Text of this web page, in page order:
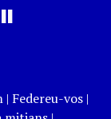
| Federeu-vos|